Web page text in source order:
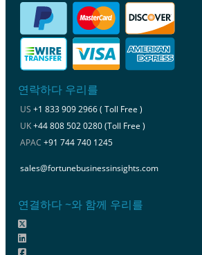
연락하다 우리를
US +1 833 909 2966 ( Toll Free )
UK+44 808 502 0280 (Toll Free )
APAC +91 744 740 1245
sales@fortunebusinessinsights.com
연결하다 ~와 함께 우리를